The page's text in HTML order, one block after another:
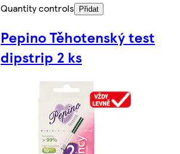
Quantity controls
Přidat
Pepino Těhotenský test
dipstrip 2 ks